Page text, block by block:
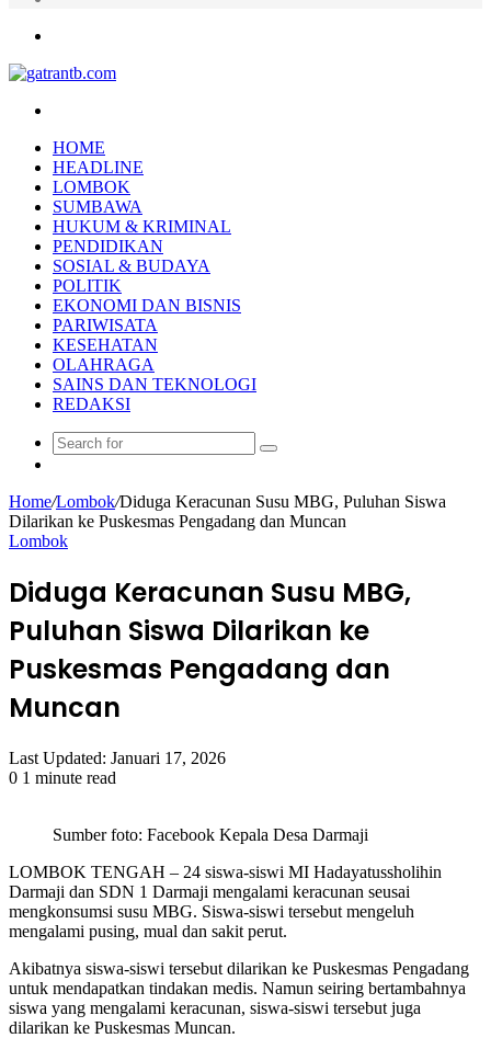
HOME
HEADLINE
LOMBOK
SUMBAWA
HUKUM & KRIMINAL
PENDIDIKAN
SOSIAL & BUDAYA
POLITIK
EKONOMI DAN BISNIS
PARIWISATA
KESEHATAN
OLAHRAGA
SAINS DAN TEKNOLOGI
REDAKSI
Search
Home/Lombok/Diduga Keracunan Susu MBG, Puluhan Siswa
Dilarikan ke Puskesmas Pengadang dan Muncan
Lombok
Diduga Keracunan Susu MBG,
Puluhan Siswa Dilarikan ke
Puskesmas Pengadang dan
Muncan
Last Updated: Januari 17, 2026
0 1 minute read
Sumber foto: Facebook Kepala Desa Darmaji
LOMBOK TENGAH – 24 siswa-siswi MI Hadayatussholihin
Darmaji dan SDN 1 Darmaji mengalami keracunan seusai
mengkonsumsi susu MBG. Siswa-siswi tersebut mengeluh
mengalami pusing, mual dan sakit perut.
Akibatnya siswa-siswi tersebut dilarikan ke Puskesmas Pengadang
untuk mendapatkan tindakan medis. Namun seiring bertambahnya
siswa yang mengalami keracunan, siswa-siswi tersebut juga
dilarikan ke Puskesmas Muncan.